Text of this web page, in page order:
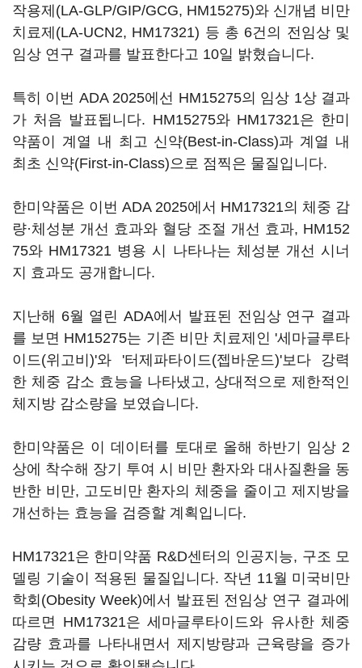
작용제(LA-GLP/GIP/GCG, HM15275)와 신개념 비만
치료제(LA-UCN2, HM17321) 등 총 6건의 전임상 및
임상 연구 결과를 발표한다고 10일 밝혔습니다.
특히 이번 ADA 2025에선 HM15275의 임상 1상 결과
가 처음 발표됩니다. HM15275와 HM17321은 한미
약품이 계열 내 최고 신약(Best-in-Class)과 계열 내
최초 신약(First-in-Class)으로 점찍은 물질입니다.
한미약품은 이번 ADA 2025에서 HM17321의 체중 감
량·체성분 개선 효과와 혈당 조절 개선 효과, HM152
75와 HM17321 병용 시 나타나는 체성분 개선 시너
지 효과도 공개합니다.
지난해 6월 열린 ADA에서 발표된 전임상 연구 결과
를 보면 HM15275는 기존 비만 치료제인 '세마글루타
이드(위고비)'와 '터제파타이드(젭바운드)'보다 강력
한 체중 감소 효능을 나타냈고, 상대적으로 제한적인
체지방 감소량을 보였습니다.
한미약품은 이 데이터를 토대로 올해 하반기 임상 2
상에 착수해 장기 투여 시 비만 환자와 대사질환을 동
반한 비만, 고도비만 환자의 체중을 줄이고 제지방을
개선하는 효능을 검증할 계획입니다.
HM17321은 한미약품 R&D센터의 인공지능, 구조 모
델링 기술이 적용된 물질입니다. 작년 11월 미국비만
학회(Obesity Week)에서 발표된 전임상 연구 결과에
따르면 HM17321은 세마글루타이드와 유사한 체중
감량 효과를 나타내면서 제지방량과 근육량을 증가